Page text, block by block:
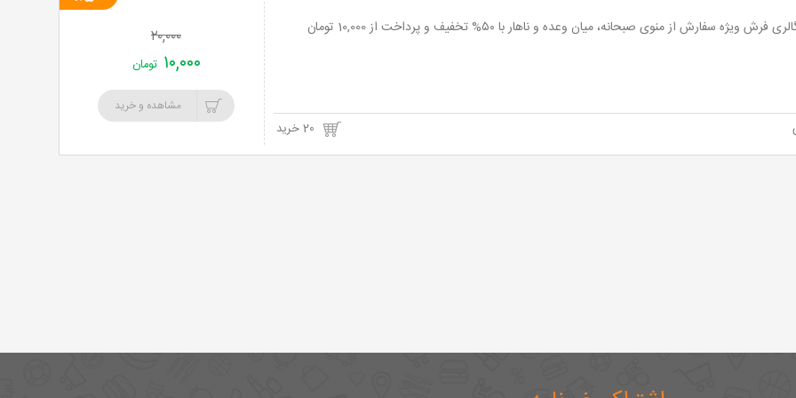
فرش ویژه سفارش از منوی صبحانه، میان وعده و ناهار با ۵۰% تخفیف و پرداخت از 10,000 تومان ۲۰,۰۰۰
۱۰,۰۰۰ تومان
مشاهده و خرید